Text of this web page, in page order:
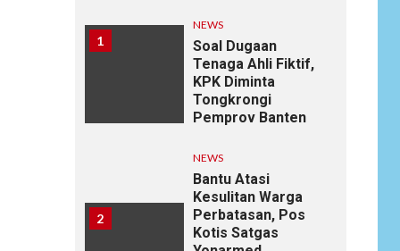
1
NEWS
Soal Dugaan
Tenaga Ahli Fiktif,
KPK Diminta
Tongkrongi
Pemprov Banten
2
NEWS
Bantu Atasi
Kesulitan Warga
Perbatasan, Pos
Kotis Satgas